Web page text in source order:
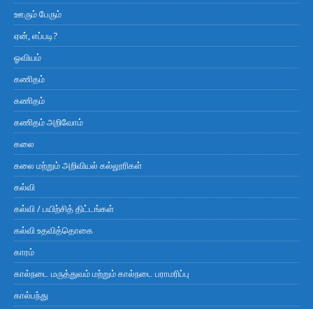
ஊரும் பேரும்
ஏன், எப்படி?
ஓவியம்
கணிதம்
கணிதம்
கணிதம் அறிவோம்
கலை
கலை மற்றும் அறிவியல் கல்லூரிகள்
கல்வி
கல்வி / பயிற்சித் திட்டங்கள்
கல்வி உதவித்தொகை
காரம்
கால்நடை மருத்துவம் மற்றும் கால்நடை பராமரிப்பு
கால்பந்து